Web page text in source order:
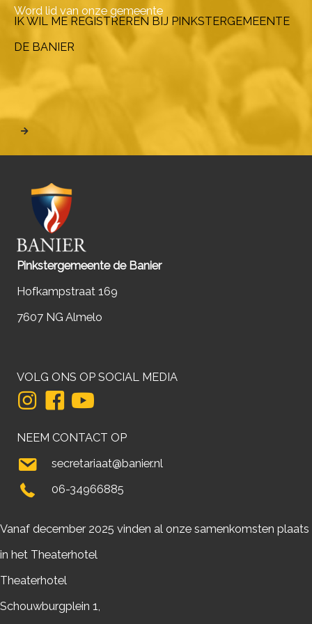
Word lid van onze gemeente
IK WIL ME REGISTREREN BIJ PINKSTERGEMEENTE
DE BANIER
Pinkstergemeente de Banier
Hofkampstraat 169
7607 NG Almelo
VOLG ONS OP SOCIAL MEDIA
NEEM CONTACT OP
secretariaat@banier.nl
06-34966885
Vanaf december 2025 vinden al onze samenkomsten plaats
in het Theaterhotel
Theaterhotel
Schouwburgplein 1,